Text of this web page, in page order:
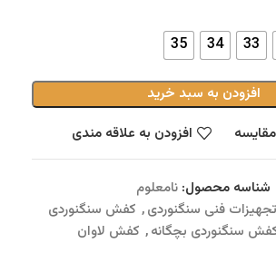
33
34
35
افزودن به سبد خرید
افزودن به علاقه مندی
شناسه محصول: نامعلوم
تجهیزات فنی سنگنوردی, کفش سنگنوردی
سنگنوردی بچگانه, کفش لاوان